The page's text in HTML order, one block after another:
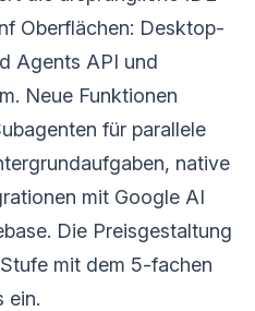
Oberflächen: Desktop-
Agents API und
Neue Funktionen
für parallele
native
mit Google AI
Die Preisgestaltung
mit dem 5-fachen
ein.